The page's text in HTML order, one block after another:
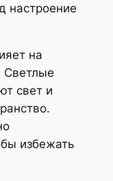
настроение
на
Светлые
свет и
избежать